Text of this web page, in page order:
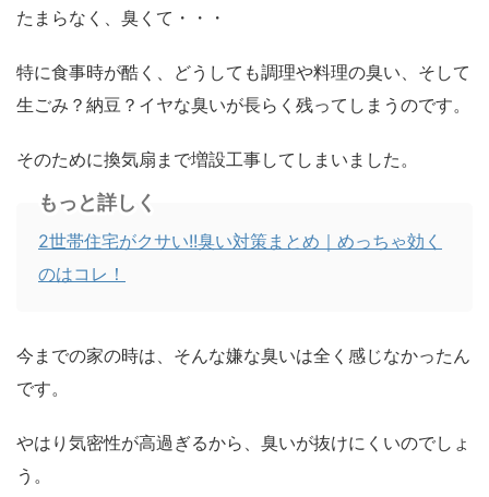
たまらなく、臭くて・・・
特に食事時が酷く、どうしても調理や料理の臭い、そして
生ごみ？納豆？イヤな臭いが長らく残ってしまうのです。
そのために換気扇まで増設工事してしまいました。
もっと詳しく
2世帯住宅がクサい!!臭い対策まとめ｜めっちゃ効く
のはコレ！
今までの家の時は、そんな嫌な臭いは全く感じなかったん
です。
やはり気密性が高過ぎるから、臭いが抜けにくいのでしょ
う。